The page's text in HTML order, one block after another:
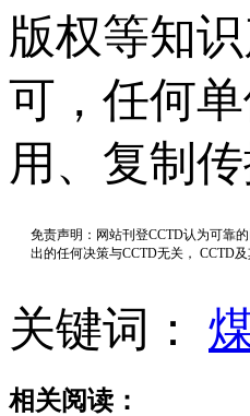
版权等知
可，任何
用、复制
免责声明：网站刊登CCTD认为可靠
出的任何决策与CCTD无关， CCTD
关键词：
相关阅读：